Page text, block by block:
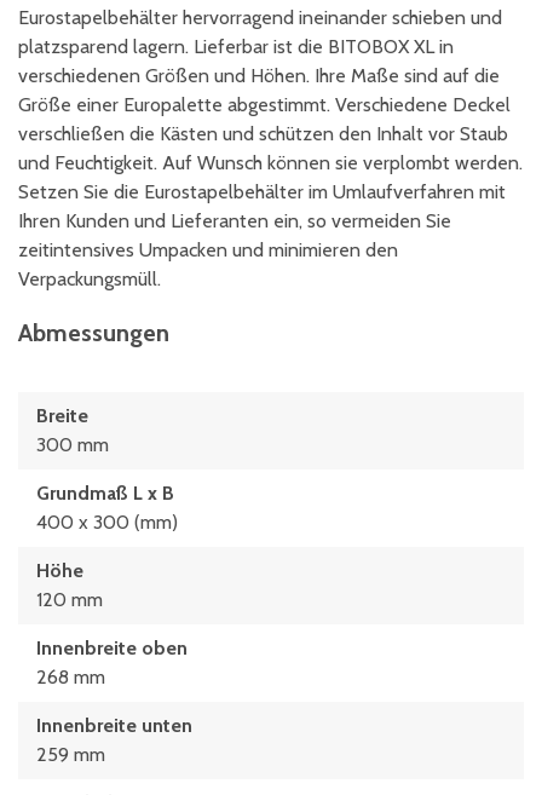
Eurostapelbehälter hervorragend ineinander schieben und
platzsparend lagern. Lieferbar ist die BITOBOX XL in
verschiedenen Größen und Höhen. Ihre Maße sind auf die
Größe einer Europalette abgestimmt. Verschiedene Deckel
verschließen die Kästen und schützen den Inhalt vor Staub
und Feuchtigkeit. Auf Wunsch können sie verplombt werden.
Setzen Sie die Eurostapelbehälter im Umlaufverfahren mit
Ihren Kunden und Lieferanten ein, so vermeiden Sie
zeitintensives Umpacken und minimieren den
Verpackungsmüll.
Abmessungen
Breite
300 mm
Grundmaß L x B
400 x 300 (mm)
Höhe
120 mm
Innenbreite oben
268 mm
Innenbreite unten
259 mm